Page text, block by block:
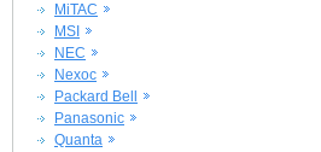
MiTAC
MSI
NEC
Nexoc
Packard Bell
Panasonic
Quanta